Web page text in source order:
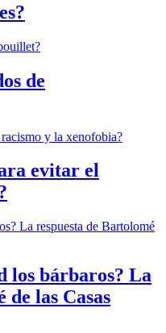
de
evitar el
los bárbaros? La
de las Casas